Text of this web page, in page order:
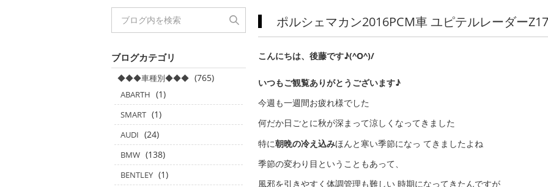
ポルシェマカン2016PCM車 ユピテルレーダー
こんにちは、後藤です♪(^O^)/
いつもご観覧ありがとうございます♪
今週も一週間お疲れ様でした
何だか日ごとに秋が深まって涼しくなってきました
特に朝晩の冷え込みほんと寒い季節になっ てきましたよね
季節の変わり目ということもあって、
風邪を引きやすく体調管理も難しい 時期になってきたんですが
ブログカテゴリ
◆◆◆車種別◆◆◆ (765)
ABARTH (1)
SMART (1)
AUDI (24)
BMW (138)
BENTLEY (1)